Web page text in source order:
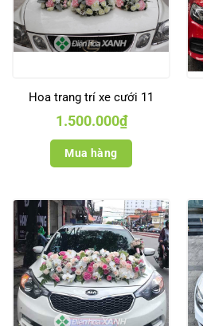
Hoa trang trí xe cưới 11
1.500.000₫
Mua hàng